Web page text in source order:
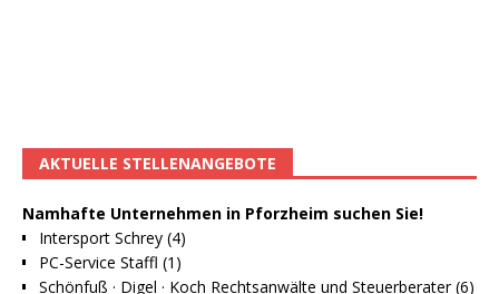
AKTUELLE STELLENANGEBOTE
Namhafte Unternehmen in Pforzheim suchen Sie!
Intersport Schrey (4)
PC-Service Staffl (1)
Schönfuß · Digel · Koch Rechtsanwälte und Steuerberater (6)